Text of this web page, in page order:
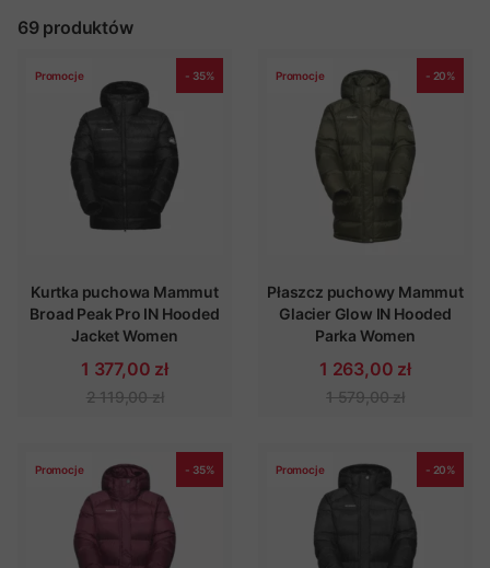
69 produktów
Promocje - 35%
Kurtka puchowa Mammut
Broad Peak Pro IN Hooded
Jacket Women
1 377,00 zł
2 119,00 zł
Promocje - 20%
Płaszcz puchowy Mammut
Glacier Glow IN Hooded
Parka Women
1 263,00 zł
1 579,00 zł
Promocje - 35% Promocje - 20%